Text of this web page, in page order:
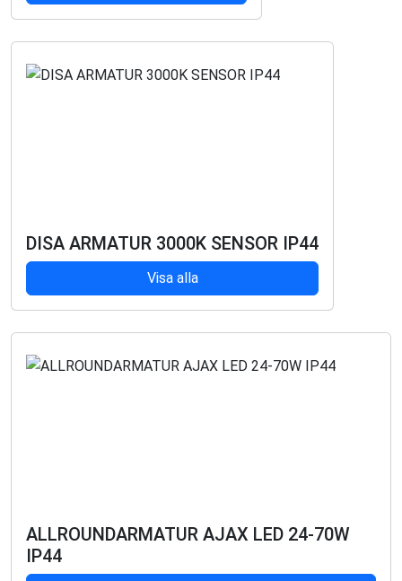
DISA ARMATUR 3000K SENSOR IP44
Visa alla
ALLROUNDARMATUR AJAX LED 24-70W
IP44